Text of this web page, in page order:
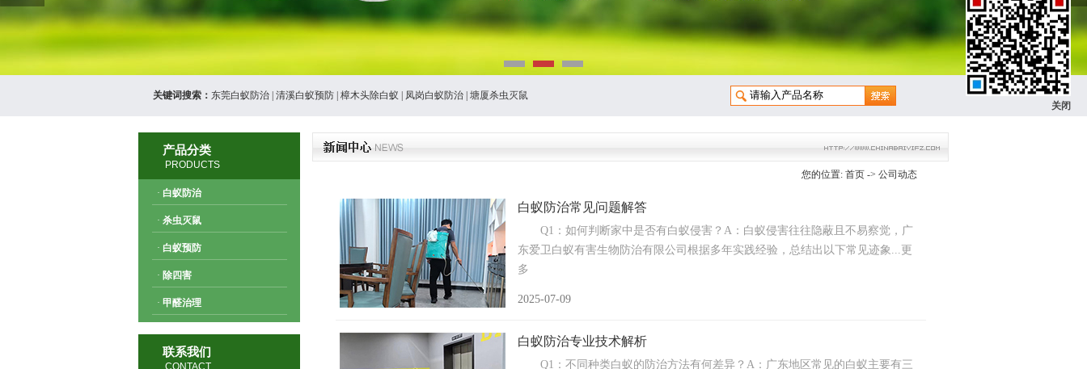
关键词搜索： 东莞白蚁防治 清溪白蚁预防 樟木头除白蚁 凤岗白蚁防治 塘厦杀虫灭鼠
产品分类
PRODUCTS
· 白蚁防治
· 杀虫灭鼠
· 白蚁预防
· 除四害
· 甲醛治理
联系我们
CONTACT
您的位置: 首页-> 公司动态
白蚁防治常见问题解答
Q1：如何判断家中是否有白蚁侵害？A：白蚁侵害往往隐蔽且不易察觉，广
东爱卫白蚁有害生物防治有限公司根据多年实践经验，总结出以下常见迹象...更
多
2025-07-09
白蚁防治专业技术解析
Q1：不同种类白蚁的防治方法有何差异？A：广东地区常见的白蚁主要有三
关闭